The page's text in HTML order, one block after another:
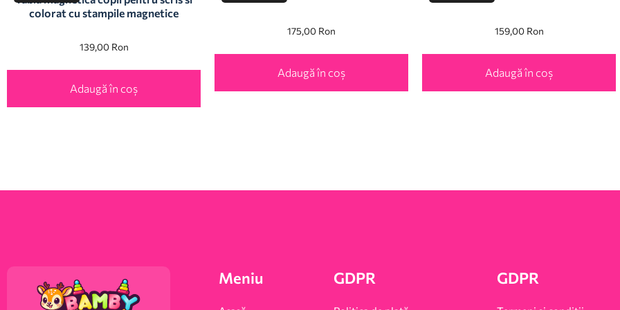
colorat cu stampile magnetice
139,00 Ron
Adaugă în coș
175,00 Ron
Adaugă în coș
159,00 Ron
Adaugă în coș
Meniu GDPR GDPR